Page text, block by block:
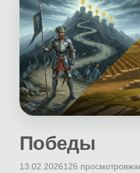
Победы
13.02.2026126 просмотров